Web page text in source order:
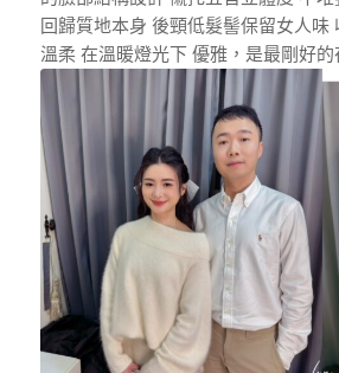
回歸質地本身 後頸低髮髻保留女人味
溫柔 在溫暖燈光下 優雅，是最剛好